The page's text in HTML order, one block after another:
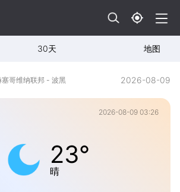
30天 地图
哥维纳联邦 - 波黑 2026-08-09
2026-08-09 03:26
23°
晴